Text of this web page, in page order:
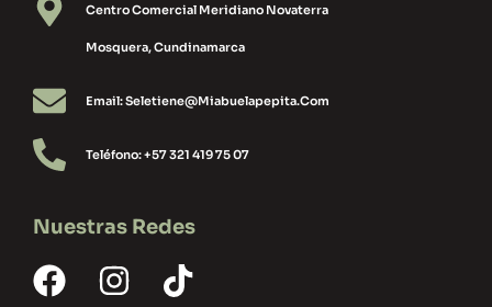
Centro Comercial Meridiano Novaterra
Mosquera, Cundinamarca
Email: Seletiene@miabuelapepita.com
Teléfono: +57 321 419 75 07
Nuestras Redes